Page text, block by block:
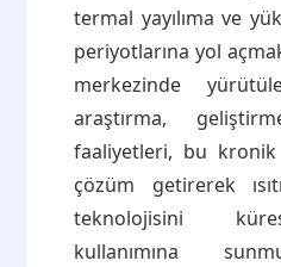
termal yayılıma ve
periyotlarına yol
merkezinde
araştırma,
faaliyetleri, bu
çözüm getirerek
teknolojisini
kullanımına